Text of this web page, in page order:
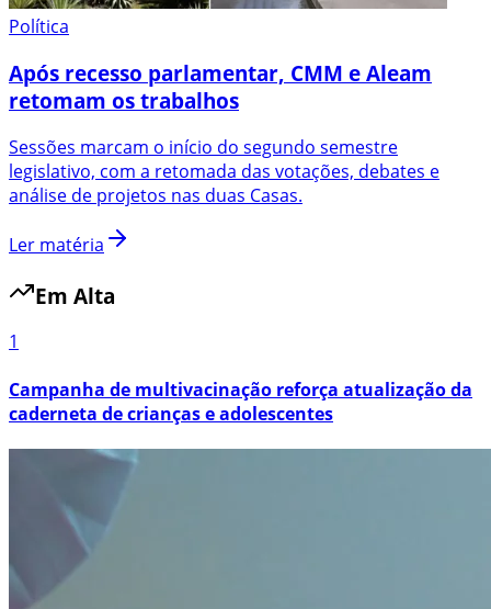
Política
Após recesso parlamentar, CMM e Aleam
retomam os trabalhos
Sessões marcam o início do segundo semestre
legislativo, com a retomada das votações, debates e
análise de projetos nas duas Casas.
Ler matéria
Em Alta
1
Campanha de multivacinação reforça atualização da
caderneta de crianças e adolescentes